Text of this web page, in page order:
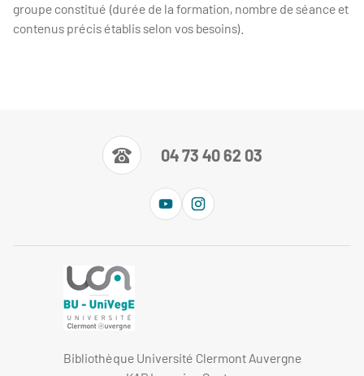
groupe constitué (durée de la formation, nombre de séance et
contenus précis établis selon vos besoins).
04 73 40 62 03
Bibliothèque Université Clermont Auvergne